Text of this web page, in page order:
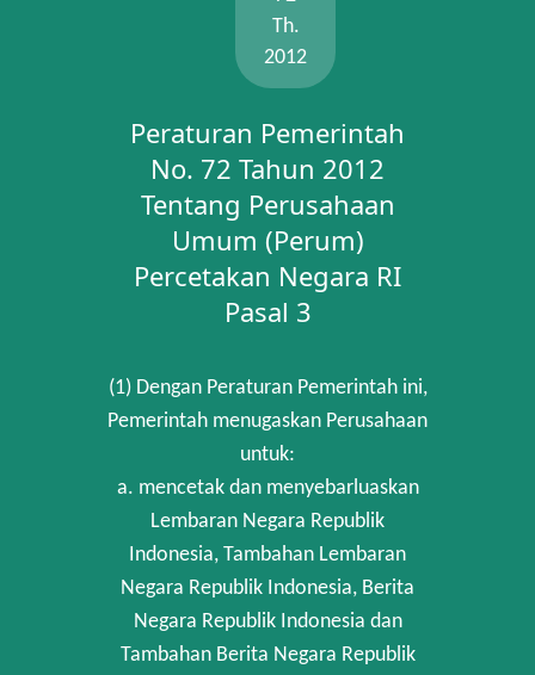
Th.
2012
Peraturan Pemerintah
No. 72 Tahun 2012
Tentang Perusahaan
Umum (Perum)
Percetakan Negara RI
Pasal 3
(1) Dengan Peraturan Pemerintah ini,
Pemerintah menugaskan Perusahaan
untuk:
a. mencetak dan menyebarluaskan
Lembaran Negara Republik
Indonesia, Tambahan Lembaran
Negara Republik Indonesia, Berita
Negara Republik Indonesia dan
Tambahan Berita Negara Republik